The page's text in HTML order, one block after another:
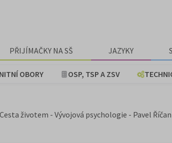
PŘIJÍMAČKY NA SŠ JAZYKY
OBORY OSP, TSP A ZSV
životem - Vývojová psychologie - Pavel Říčan